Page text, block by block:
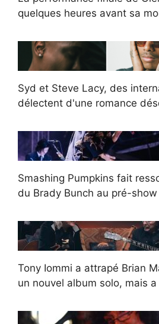
quelques heures avant sa
Syd et Steve Lacy, des
délectent d'une romance
Smashing Pumpkins fait
du Brady Bunch au pré-
Tony Iommi a attrapé Brian
un nouvel album solo, mais